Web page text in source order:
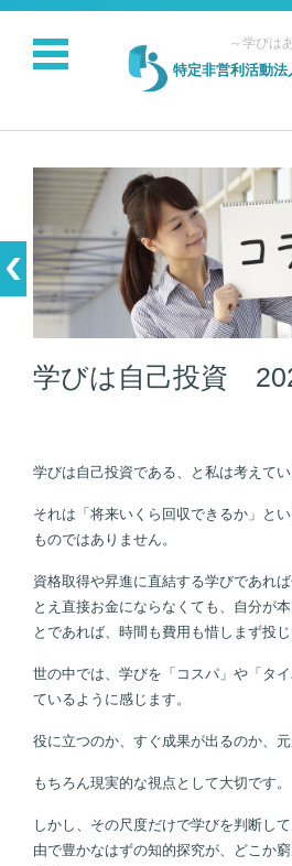
特定非営利活動法
～学びは
コンテンツに移動
学びは自己投資
学びは自己投資である、と私は考えてい
それは「将来いくら回収できるか」と
ものではありません。
資格取得や昇進に直結する学びであれ
とえ直接お金にならなくても、自分が
とであれば、時間も費用も惜しまず投じ
世の中では、学びを「コスパ」や「タ
ているように感じます。
役に立つのか、すぐ成果が出るのか、元
もちろん現実的な視点として大切です。
しかし、その尺度だけで学びを判断し
由で豊かなはずの知的探究が、どこか